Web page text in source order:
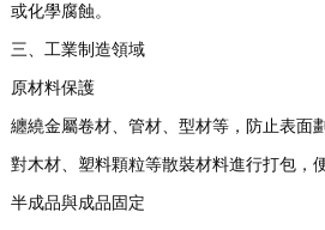
或化學腐蝕。
三、工業制造領域
原材料保護
纏繞金屬卷材、管材、型材等，防止表面
對木材、塑料顆粒等散裝材料進行打包，
半成品與成品固定